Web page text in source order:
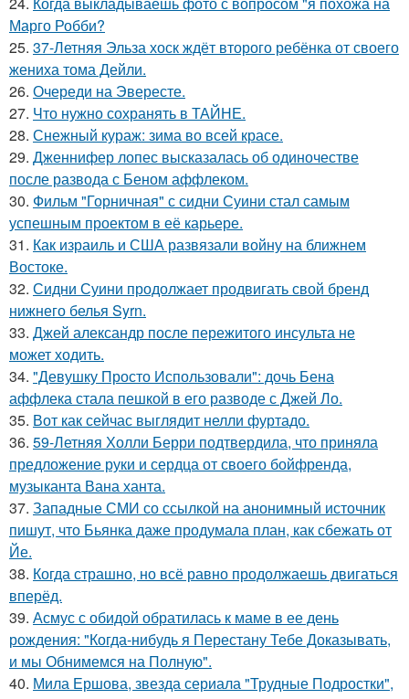
Марго Робби?
25. 37-Летняя Эльза хоск ждёт второго ребёнка от своего
жениха тома Дейли.
26. Очереди на Эвересте.
27. Что нужно сохранять в ТАЙНЕ.
28. Снежный кураж: зима во всей красе.
29. Дженнифер лопес высказалась об одиночестве
после развода с Беном аффлеком.
30. Фильм "Горничная" с сидни Суини стал самым
успешным проектом в её карьере.
31. Как израиль и США развязали войну на ближнем
Востоке.
32. Сидни Суини продолжает продвигать свой бренд
нижнего белья Syrn.
33. Джей александр после пережитого инсульта не
может ходить.
34. "Девушку Просто Использовали": дочь Бена
аффлека стала пешкой в его разводе с Джей Ло.
35. Вот как сейчас выглядит нелли фуртадо.
36. 59-Летняя Холли Берри подтвердила, что приняла
предложение руки и сердца от своего бойфренда,
музыканта Вана ханта.
37. Западные СМИ со ссылкой на анонимный источник
пишут, что Бьянка даже продумала план, как сбежать от
Йе.
38. Когда страшно, но всё равно продолжаешь двигаться
вперёд.
39. Асмус с обидой обратилась к маме в ее день
рождения: "Когда-нибудь я Перестану Тебе Доказывать,
и мы Обнимемся на Полную".
40. Мила Ершова, звезда сериала "Трудные Подростки",